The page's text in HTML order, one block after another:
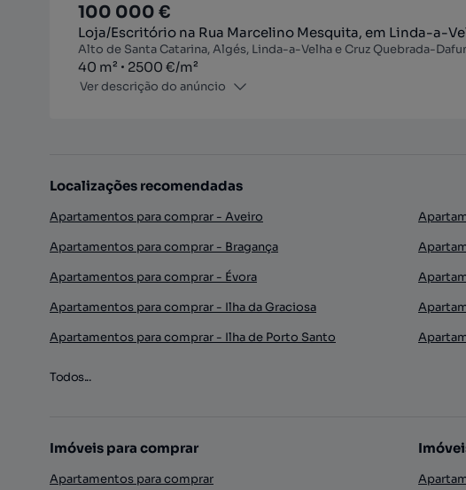
100 000 €
Loja/Escritório na Rua Marcelino Mesquita, em Linda-a-
Alto de Santa Catarina, Algés, Linda-a-Velha e Cruz Quebrada-
Zona
40 m²
Preço por metro quadrado
2500 €/m²
Ver descrição do anúncio
Localizações recomendadas
Apartamentos para comprar - Aveiro
Apartamentos para comprar - Bragança
Apartamentos para comprar - Évora
Apartamentos para comprar - Ilha da Graciosa
Apartamentos para comprar - Ilha de Porto Santo
Todos...
Imóveis para comprar
Apartamentos para comprar